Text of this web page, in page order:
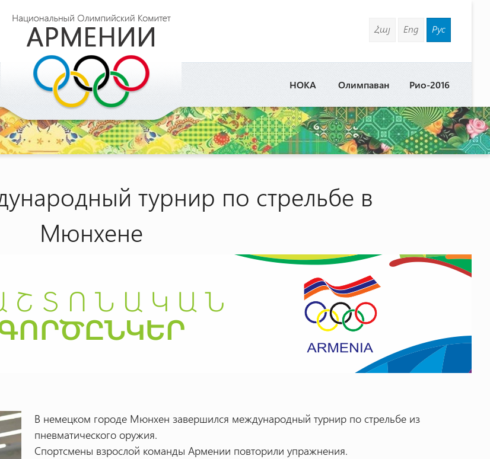
Հայ Eng Рус
Рио-2016
Олимпаван
НОКА
турнир по стрельбе в
Мюнхене
В немецком городе Мюнхен завершился международный турнир по стрельбе из
пневматического оружия.
Спортсмены взрослой команды Армении повторили упражнения.